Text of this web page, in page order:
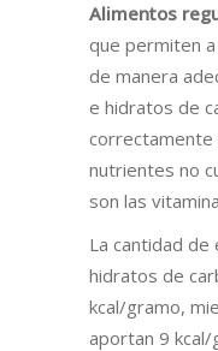
Alimentos
que permiten
de manera
e hidratos de
correctamente
nutrientes no
son las
La cantidad
hidratos de
kcal/gramo,
aportan 9